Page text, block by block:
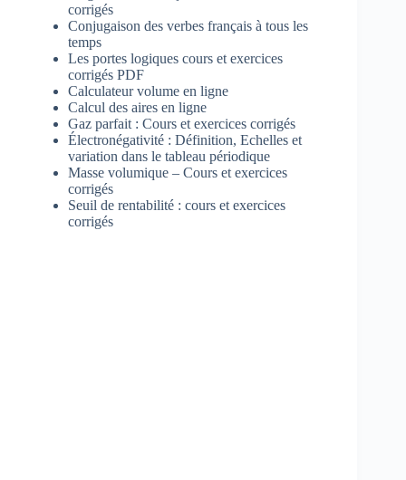
corrigés
Conjugaison des verbes français à tous les
temps
Les portes logiques cours et exercices
corrigés PDF
Calculateur volume en ligne
Calcul des aires en ligne
Gaz parfait : Cours et exercices corrigés
Électronégativité : Définition, Echelles et
variation dans le tableau périodique
Masse volumique – Cours et exercices
corrigés
Seuil de rentabilité : cours et exercices
corrigés